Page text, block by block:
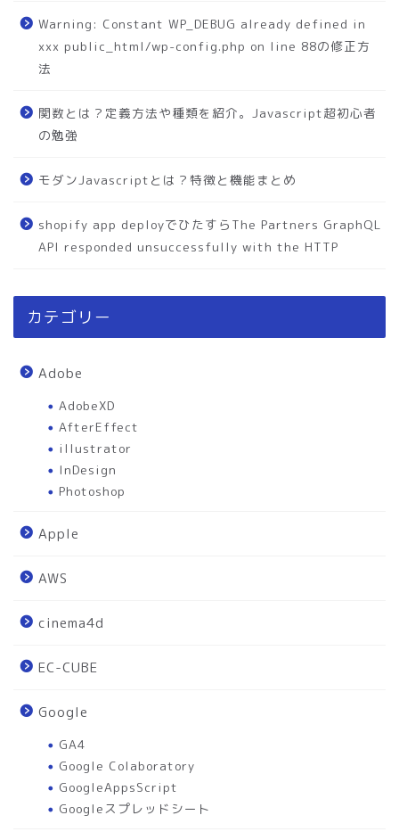
Warning: Constant WP_DEBUG already defined in
xxx public_html/wp-config.php on line 88の修正方
法
関数とは？定義方法や種類を紹介。Javascript超初心者
の勉強
モダンJavascriptとは？特徴と機能まとめ
shopify app deployでひたすらThe Partners GraphQL
API responded unsuccessfully with the HTTP
カテゴリー
Adobe
AdobeXD
AfterEffect
illustrator
InDesign
Photoshop
Apple
AWS
cinema4d
EC-CUBE
Google
GA4
Google Colaboratory
GoogleAppsScript
Googleスプレッドシート